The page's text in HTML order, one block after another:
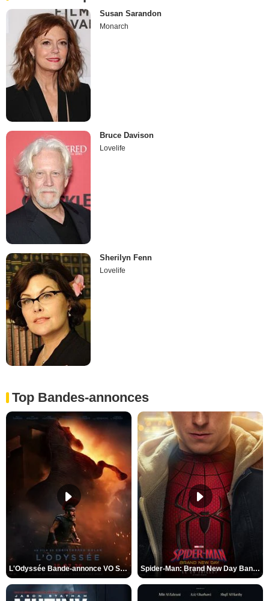
Susan Sarandon
Monarch
Bruce Davison
Lovelife
Sherilyn Fenn
Lovelife
Top Bandes-annonces
L'Odyssée Bande-annonce VO STFR Spider-Man: Brand New Day Bande-annonce VO STFR